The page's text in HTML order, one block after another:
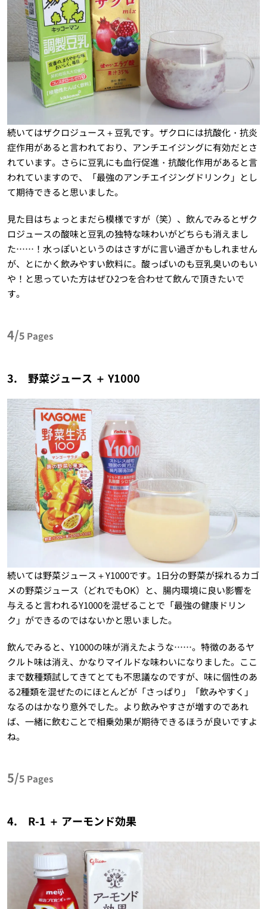
続いてはザクロジュース＋豆乳です。ザクロには抗酸化・抗炎
症作用があると言われており、アンチエイジングに有効だとさ
れています。さらに豆乳にも血行促進・抗酸化作用があると言
われていますので、「最強のアンチエイジングドリンク」とし
て期待できると思いました。
見た目はちょっとまだら模様ですが（笑）、飲んでみるとザク
ロジュースの酸味と豆乳の独特な味わいがどちらも消えまし
た……！水っぽいというのはさすがに言い過ぎかもしれません
が、とにかく飲みやすい飲料に。酸っぱいのも豆乳臭いのもい
や！と思っていた方はぜひ2つを合わせて飲んで頂きたいで
す。
4/5 Pages
3. 野菜ジュース ＋ Y1000
続いては野菜ジュース＋Y1000です。1日分の野菜が採れるカゴ
メの野菜ジュース（どれでもOK）と、腸内環境に良い影響を
与えると言われるY1000を混ぜることで「最強の健康ドリン
ク」ができるのではないかと思いました。
飲んでみると、Y1000の味が消えたような……。特徴のあるヤ
クルト味は消え、かなりマイルドな味わいになりました。ここ
まで数種類試してきてとても不思議なのですが、味に個性のあ
る2種類を混ぜたのにほとんどが「さっぱり」「飲みやすく」
なるのはかなり意外でした。より飲みやすさが増すのであれ
ば、一緒に飲むことで相乗効果が期待できるほうが良いですよ
ね。
5/5 Pages
4. R-1 ＋ アーモンド効果